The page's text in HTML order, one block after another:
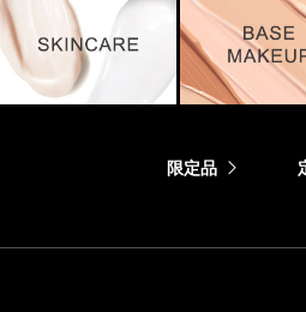
限定品